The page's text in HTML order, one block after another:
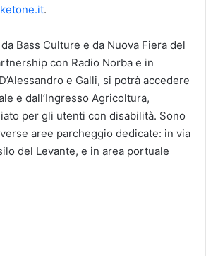
.
Bass Culture e da Nuova Fiera del
con Radio Norba e in
e Galli, si potrà accedere
e dall’Ingresso Agricoltura,
per gli utenti con disabilità. Sono
aree parcheggio dedicate: in via
del Levante, e in area portuale